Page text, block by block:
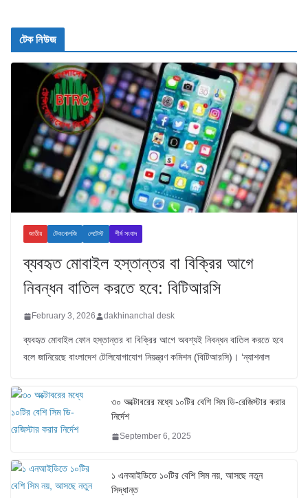
টেক নিউজ
জাতীয় টেকনোলজি লেটেস্ট শীর্ষ সংবাদ
ব্যবহৃত মোবাইল হস্তান্তর বা বিক্রির আগে
নিবন্ধন বাতিল করতে হবে: বিটিআরসি
February 3, 2026 dakhinanchal desk
ব্যবহৃত মোবাইল ফোন হস্তান্তর বা বিক্রির আগে অবশ্যই নিবন্ধন বাতিল করতে হবে
বলে জানিয়েছে বাংলাদেশ টেলিযোগাযোগ নিয়ন্ত্রণ কমিশন (বিটিআরসি)। ‘ন্যাশনাল
৩০ অক্টোবরের মধ্যে ১০টির বেশি সিম ডি-রেজিস্টার করার
নির্দেশ
September 6, 2025
১ এনআইডিতে ১০টির বেশি সিম নয়, আসছে নতুন
সিদ্ধান্ত